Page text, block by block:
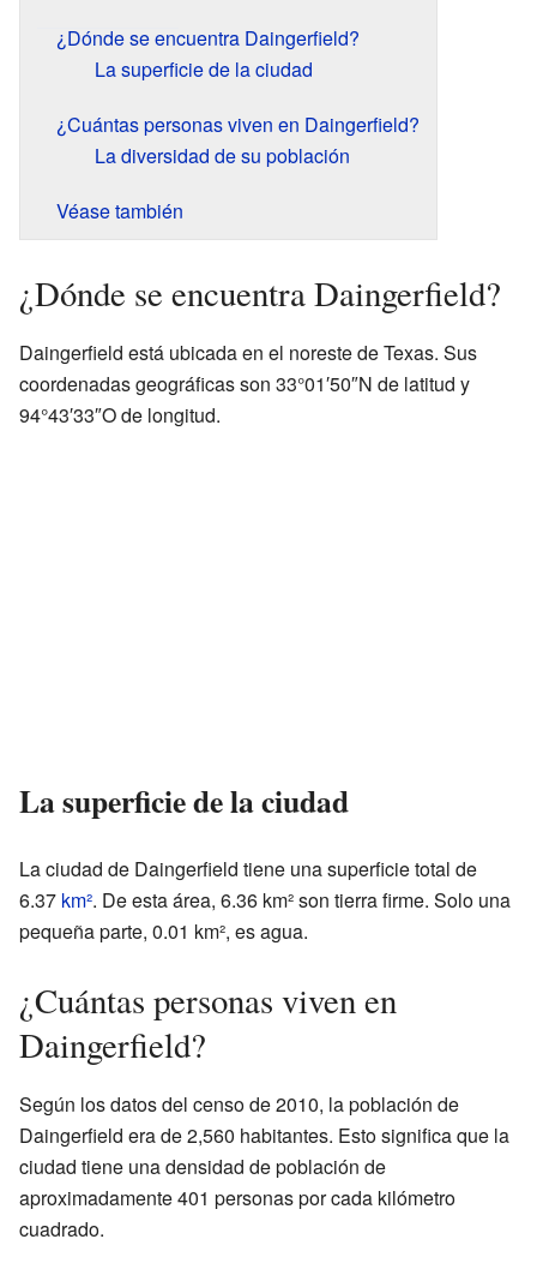
¿Dónde se encuentra Daingerfield?
La superficie de la ciudad
¿Cuántas personas viven en Daingerfield?
La diversidad de su población
Véase también
¿Dónde se encuentra Daingerfield?
Daingerfield está ubicada en el noreste de Texas. Sus
coordenadas geográficas son 33°01′50″N de latitud y
94°43′33″O de longitud.
La superficie de la ciudad
La ciudad de Daingerfield tiene una superficie total de
6.37 km². De esta área, 6.36 km² son tierra firme. Solo una
pequeña parte, 0.01 km², es agua.
¿Cuántas personas viven en
Daingerfield?
Según los datos del censo de 2010, la población de
Daingerfield era de 2,560 habitantes. Esto significa que la
ciudad tiene una densidad de población de
aproximadamente 401 personas por cada kilómetro
cuadrado.